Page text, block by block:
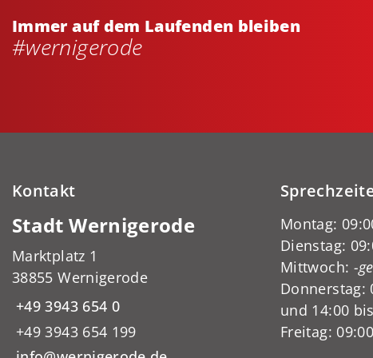
Immer auf dem Laufenden bleiben
#wernigerode
Kontakt
Stadt Wernigerode
Marktplatz 1
38855 Wernigerode
+49 3943 654 0
+49 3943 654 199
Montag:
Dienstag:
Mittwoch: -
Donnerstag:
und 14:00
Freitag: